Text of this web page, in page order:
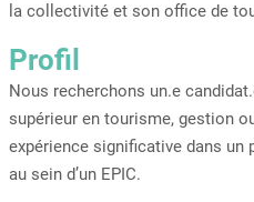
la collectivité et son office de
Profil
Nous recherchons un.e
supérieur en tourisme, gestion
expérience significative dans un
au sein d’un EPIC.